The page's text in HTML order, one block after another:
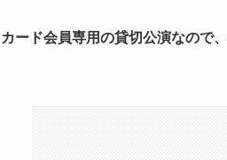
カード会員専用の貸切公演なので